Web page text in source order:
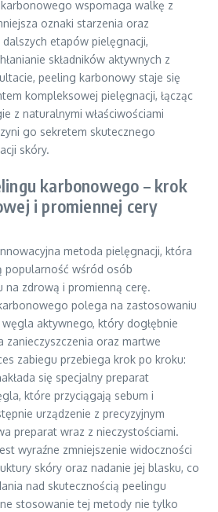
wspomaga walkę z
oznaki starzenia oraz
etapów pielęgnacji,
składników aktywnych z
peeling karbonowy staje się
kompleksowej pielęgnacji, łącząc
z naturalnymi właściwościami
go sekretem skutecznego
skóry.
karbonowego – krok
i promiennej cery
metoda pielęgnacji, która
popularność wśród osób
na zdrową i promienną cerę.
polega na zastosowaniu
aktywnego, który dogłębnie
zanieczyszczenia oraz martwe
zabiegu przebiega krok po kroku:
się specjalny preparat
które przyciągają sebum i
urządzenie z precyzyjnym
preparat wraz z nieczystościami.
wyraźne zmniejszenie widoczności
skóry oraz nadanie jej blasku, co
nad skutecznością peelingu
stosowanie tej metody nie tylko